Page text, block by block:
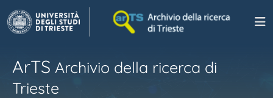
ArTS Archivio della ricerca di
Trieste